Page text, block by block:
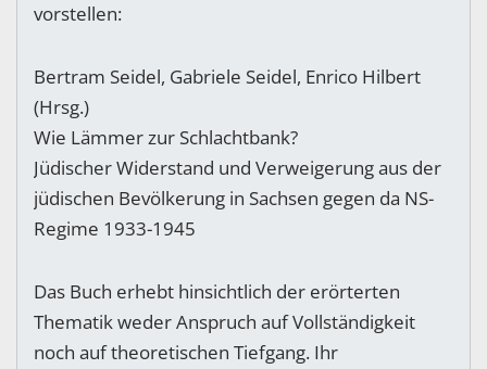
vorstellen:
Bertram Seidel, Gabriele Seidel, Enrico Hilbert
(Hrsg.)
Wie Lämmer zur Schlachtbank?
Jüdischer Widerstand und Verweigerung aus der
jüdischen Bevölkerung in Sachsen gegen da NS-
Regime 1933-1945
Das Buch erhebt hinsichtlich der erörterten
Thematik weder Anspruch auf Vollständigkeit
noch auf theoretischen Tiefgang. Ihr